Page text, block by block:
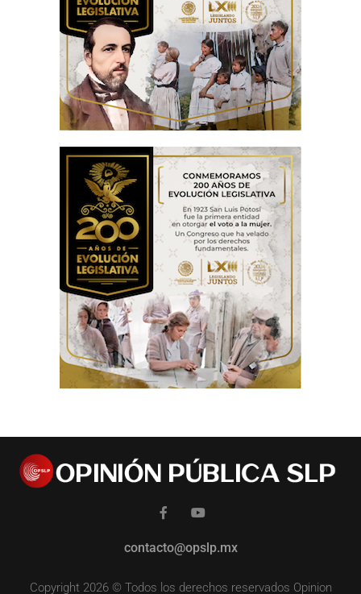
contacto@opslp.mx
Copyright 2026 © Todos los derechos reservados Opinion